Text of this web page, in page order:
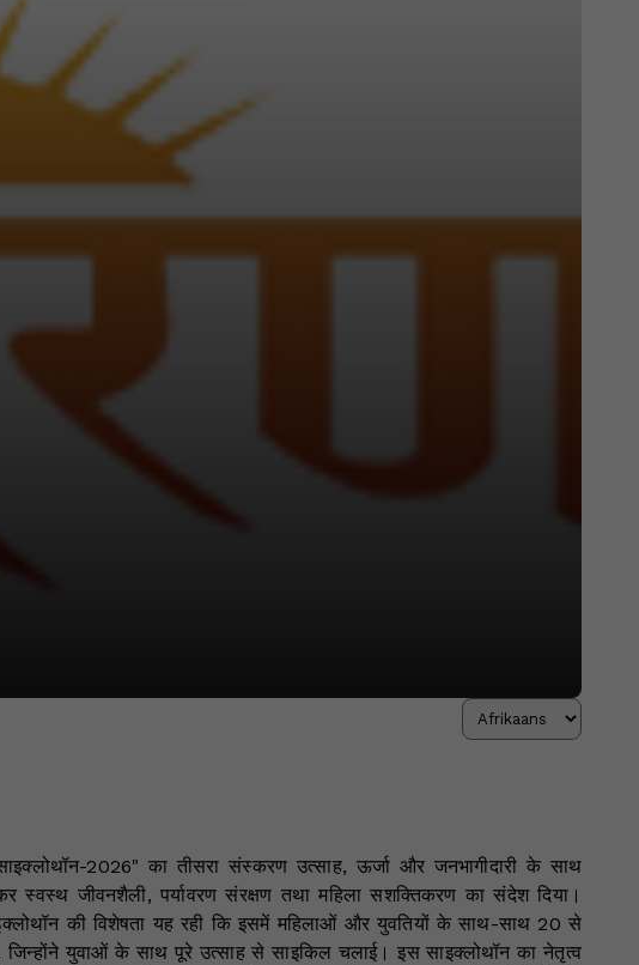
2026" का तीसरा संस्करण उत्साह, ऊर्जा और जनभागीदारी के साथ
जीवनशैली, पर्यावरण संरक्षण तथा महिला सशक्तिकरण का संदेश दिया।
की विशेषता यह रही कि इसमें महिलाओं और युवतियों के साथ-साथ 20 से
जिन्होंने युवाओं के साथ पूरे उत्साह से साइकिल चलाई। इस साइक्लोथॉन का नेतृत्व